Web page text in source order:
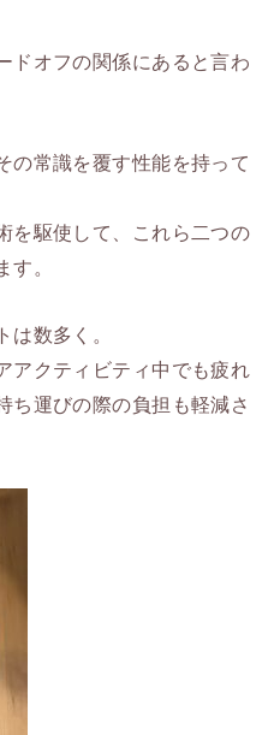
ドオフの関係にあると言わ
の常識を覆す性能を持って
を駆使して、これら二つの
す。
は数多く。
アクティビティ中でも疲れ
ち運びの際の負担も軽減さ